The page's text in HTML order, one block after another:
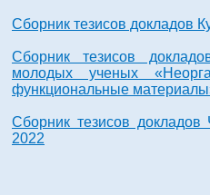
Сборник тезисов докладов
Сборник тезисов
молодых ученых
функциональные
Сборник тезисов
2022